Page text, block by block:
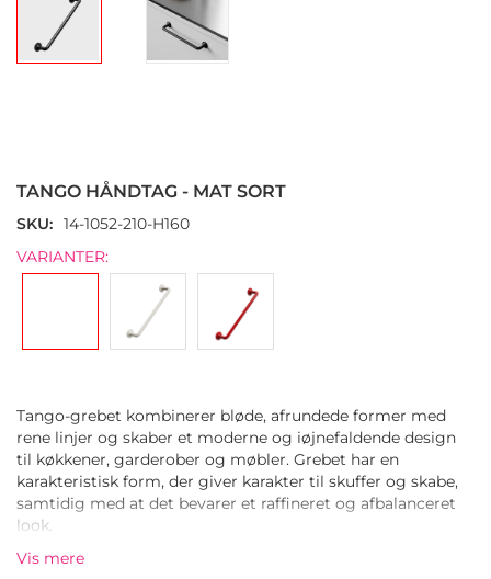
af
billedgalleriet
TANGO HÅNDTAG - MAT SORT
SKU
14-1052-210-H160
VARIANTER:
Tango-grebet kombinerer bløde, afrundede former med
rene linjer og skaber et moderne og iøjnefaldende design
til køkkener, garderober og møbler. Grebet har en
karakteristisk form, der giver karakter til skuffer og skabe,
samtidig med at det bevarer et raffineret og afbalanceret
look.
De bløde kurver giver håndtaget et behageligt greb, og
Vis mere